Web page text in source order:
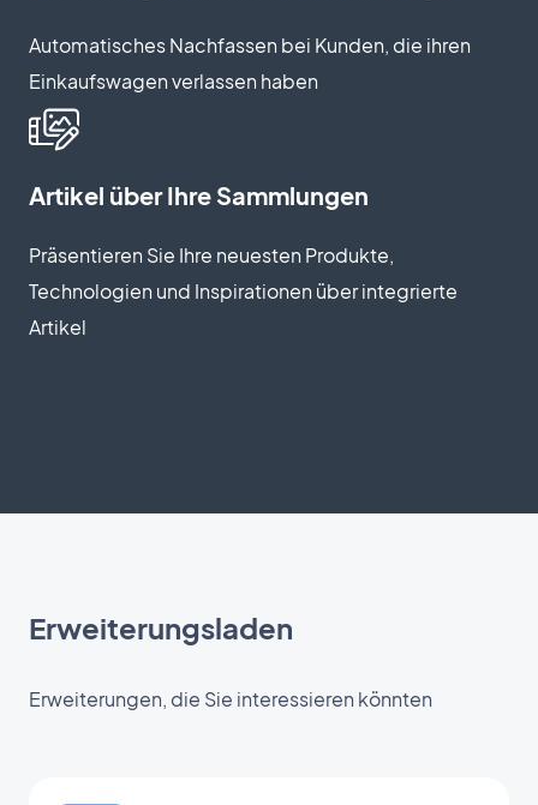
Automatisches Nachfassen bei Kunden, die ihren
Einkaufswagen verlassen haben
Artikel über Ihre Sammlungen
Präsentieren Sie Ihre neuesten Produkte,
Technologien und Inspirationen über integrierte
Artikel
Erweiterungsladen
Erweiterungen, die Sie interessieren könnten